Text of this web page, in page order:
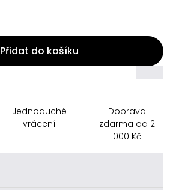
Přidat do košíku
Jednoduché
vrácení
Doprava
zdarma od 2
000 Kč